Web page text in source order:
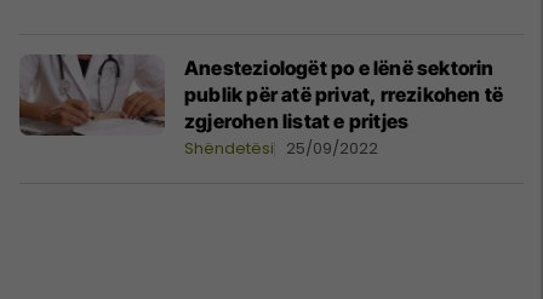
​Anesteziologët po e lënë sektorin
publik për atë privat, rrezikohen të
zgjerohen listat e pritjes
Shëndetësi 25/09/2022